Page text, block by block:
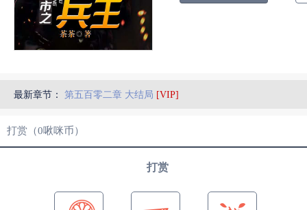
最新章节： 第五百零二章 大结局 [VIP]
打赏（0啾咪币）
打赏